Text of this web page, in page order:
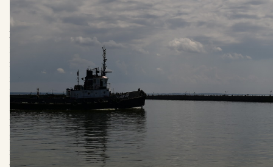
О БАЛТИЙСКЕ
Балтийск — самый западный город России и крупный
морской порт. В нем расположена Балтийская
военно-морская база Балтийского флота —
крупнейшая база военно-морского флота России на
Балтийском море.
Здесь ежегодно проводится парад кораблей
Балтийского флота, приуроченный ко Дню военно-
морского флота России. История Балтийска берет свое
начало вXIIIвеке, к этому времени относятся первые